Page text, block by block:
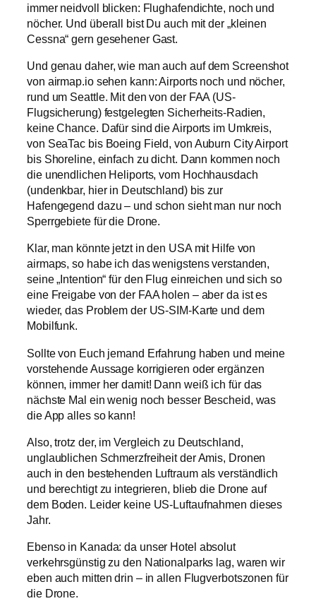
immer neidvoll blicken: Flughafendichte, noch und
nöcher. Und überall bist Du auch mit der „kleinen
Cessna“ gern gesehener Gast.
Und genau daher, wie man auch auf dem Screenshot
von airmap.io sehen kann: Airports noch und nöcher,
rund um Seattle. Mit den von der FAA (US-
Flugsicherung) festgelegten Sicherheits-Radien,
keine Chance. Dafür sind die Airports im Umkreis,
von SeaTac bis Boeing Field, von Auburn City Airport
bis Shoreline, einfach zu dicht. Dann kommen noch
die unendlichen Heliports, vom Hochhausdach
(undenkbar, hier in Deutschland) bis zur
Hafengegend dazu – und schon sieht man nur noch
Sperrgebiete für die Drone.
Klar, man könnte jetzt in den USA mit Hilfe von
airmaps, so habe ich das wenigstens verstanden,
seine „Intention“ für den Flug einreichen und sich so
eine Freigabe von der FAA holen – aber da ist es
wieder, das Problem der US-SIM-Karte und dem
Mobilfunk.
Sollte von Euch jemand Erfahrung haben und meine
vorstehende Aussage korrigieren oder ergänzen
können, immer her damit! Dann weiß ich für das
nächste Mal ein wenig noch besser Bescheid, was
die App alles so kann!
Also, trotz der, im Vergleich zu Deutschland,
unglaublichen Schmerzfreiheit der Amis, Dronen
auch in den bestehenden Luftraum als verständlich
und berechtigt zu integrieren, blieb die Drone auf
dem Boden. Leider keine US-Luftaufnahmen dieses
Jahr.
Ebenso in Kanada: da unser Hotel absolut
verkehrsgünstig zu den Nationalparks lag, waren wir
eben auch mitten drin – in allen Flugverbotszonen für
die Drone.